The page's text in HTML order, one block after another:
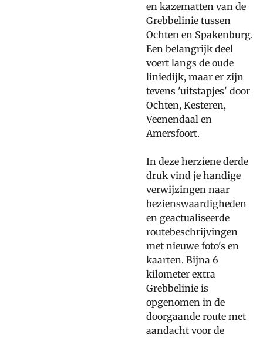
en kazematten van de
Grebbelinie tussen
Ochten en Spakenburg.
Een belangrijk deel
voert langs de oude
liniedijk, maar er zijn
tevens 'uitstapjes' door
Ochten, Kesteren,
Veenendaal en
Amersfoort.
In deze herziene derde
druk vind je handige
verwijzingen naar
bezienswaardigheden
en geactualiseerde
routebeschrijvingen
met nieuwe foto's en
kaarten. Bijna 6
kilometer extra
Grebbelinie is
opgenomen in de
doorgaande route met
aandacht voor de